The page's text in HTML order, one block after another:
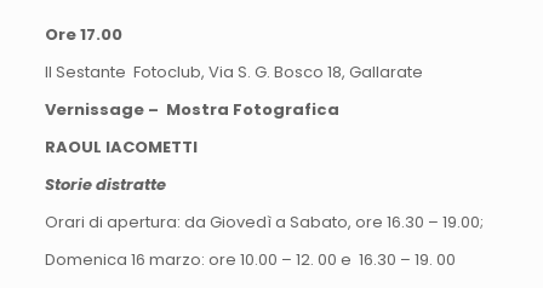
Ore 17.00
Il Sestante Fotoclub, Via S. G. Bosco 18, Gallarate
Vernissage – Mostra Fotografica
RAOUL IACOMETTI
Storie distratte
Orari di apertura: da Giovedì a Sabato, ore 16.30 – 19.00;
Domenica 16 marzo: ore 10.00 – 12. 00 e 16.30 – 19. 00